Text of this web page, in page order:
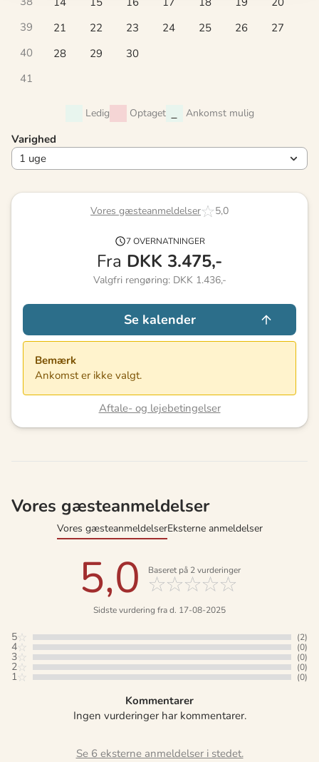
39
21 22 23 24 25 26
27
40
28 29
30
41
Ledig Optaget Ankomst mulig
Varighed
Vores gæsteanmeldelser 5,0
7 OVERNATNINGER
Fra DKK 3.475,-
Valgfri rengøring: DKK 1.436,-
Se kalender
Bemærk
Ankomst er ikke valgt.
Aftale- og lejebetingelser
Vores gæsteanmeldelser
Vores gæsteanmeldelserEksterne anmeldelser
5,0 Baseret på 2vurderinger
Sidste vurdering fra d. 17-08-2025
5 (2)
4 (0)
3 (0)
2 (0)
1 (0)
Kommentarer
Ingen vurderinger har kommentarer.
Se 6 eksterne anmeldelser i stedet.